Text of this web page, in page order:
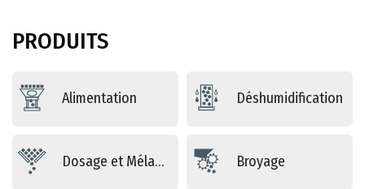
PRODUITS
Alimentation Déshumidification
Dosage et Mélange Broyage